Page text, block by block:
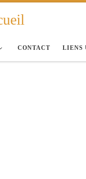
CONTACT LIENS